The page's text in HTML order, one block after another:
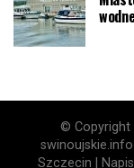
© Copyright
Szczecin |